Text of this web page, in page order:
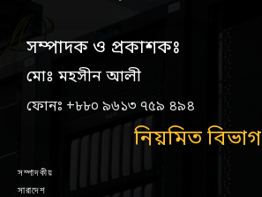
সম্পাদক ও প্রকাশকঃ
মোঃ মহসীন আলী
ফোনঃ +৮৮০ ৯৬১৩ ৭৫৯ ৪৯৪
নিয়মিত বিভাগ
সম্পাদকীয়
সারাদেশ